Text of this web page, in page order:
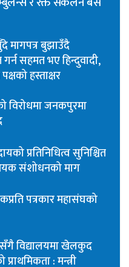
मागपत्र बुझाउँदै
सहमत भए हिन्दुवादी,
हस्ताक्षर
विरोधमा जनकपुरमा
प्रतिनिधित्व सुनिश्चित
संशोधनको माग
पत्रकार महासंघको
विद्यालयमा खेलकुद
: मन्त्री